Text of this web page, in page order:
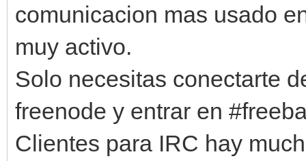
comunicacion mas usado
muy activo.
Solo necesitas conectarte
freenode y entrar en
Clientes para IRC hay